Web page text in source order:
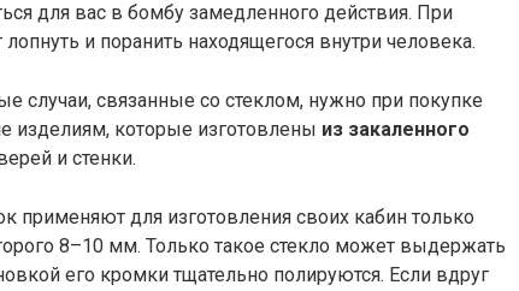
для вас в бомбу замедленного действия. При
и поранить находящегося внутри человека.
случаи, связанные со стеклом, нужно при покупке
изделиям, которые изготовлены из закаленного
и стенки.
применяют для изготовления своих кабин только
8–10 мм. Только такое стекло может выдержать
его кромки тщательно полируются. Если вдруг